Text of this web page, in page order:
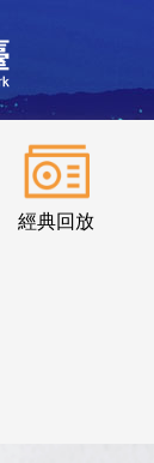
經典回放